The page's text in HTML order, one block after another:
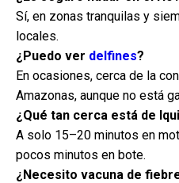
Sí, en zonas tranquilas y
locales.
¿Puedo ver delfines?
En ocasiones, cerca de la
Amazonas, aunque no está
¿Qué tan cerca está de
A solo 15–20 minutos en
pocos minutos en bote.
¿Necesito vacuna de